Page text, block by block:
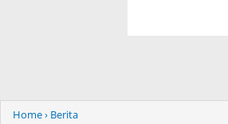
Home› Berita